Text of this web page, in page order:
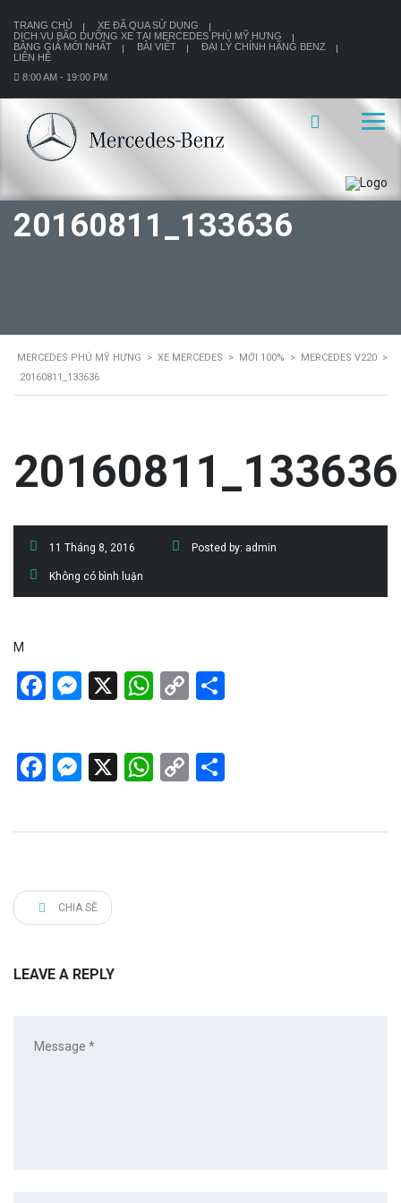
TRANG CHỦ
XE ĐÃ QUA SỬ DỤNG
DỊCH VỤ BÃO DƯỠNG XE TẠI MERCEDES PHÚ MỸ HƯNG
BẢNG GIÁ MỚI NHẤT
BÀI VIẾT
ĐẠI LÝ CHÍNH HÃNG BENZ
LIÊN HỆ
8:00 AM - 19:00 PM
20160811_133636
MERCEDES PHÚ MỸ HƯNG > XE MERCEDES > MỚI 100% > MERCEDES V220 >
20160811_133636
20160811_133636
11 Tháng 8, 2016 Posted by: admin
Không có bình luận
M
Facebook
Messenger
X WhatsApp
Copy
Facebook
Messenger
X WhatsApp
Copy
CHIA SẼ
LEAVE A REPLY